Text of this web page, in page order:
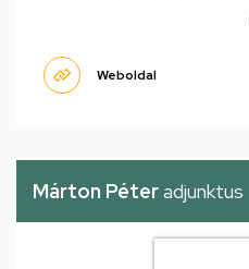
Weboldal
Márton Péteradjunktus